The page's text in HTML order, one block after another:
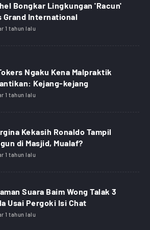
Bongkar Lingkungan 'Racun'
Grand International
1 tahun lalu
Ngaku Kena Malpraktik
Kejang-kejang
1 tahun lalu
Kekasih Ronaldo Tampil
di Masjid, Mualaf?
1 tahun lalu
Suara Baim Wong Talak 3
Usai Pergoki Isi Chat
1 tahun lalu